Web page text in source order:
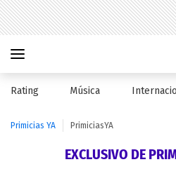
Rating Música
Primicias YA PrimiciasYA
EXCLUSIVO DE